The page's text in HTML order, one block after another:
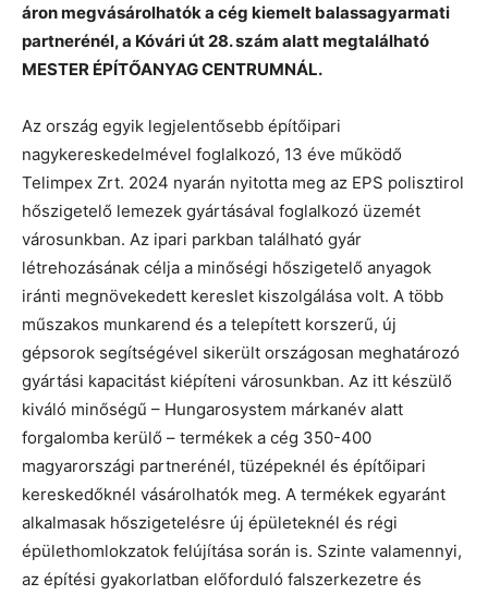
áron megvásárolhatók a cég kiemelt balassagyarmati
partnerénél, a Kóvári út 28. szám alatt megtalálható
MESTER ÉPÍTŐANYAG CENTRUMNÁL.
Az ország egyik legjelentősebb építőipari
nagykereskedelmével foglalkozó, 13 éve működő
Telimpex Zrt. 2024 nyarán nyitotta meg az EPS polisztirol
hőszigetelő lemezek gyártásával foglalkozó üzemét
városunkban. Az ipari parkban található gyár
létrehozásának célja a minőségi hőszigetelő anyagok
iránti megnövekedett kereslet kiszolgálása volt. A több
műszakos munkarend és a telepített korszerű, új
gépsorok segítségével sikerült országosan meghatározó
gyártási kapacitást kiépíteni városunkban. Az itt készülő
kiváló minőségű – Hungarosystem márkanév alatt
forgalomba kerülő – termékek a cég 350-400
magyarországi partnerénél, tüzépeknél és építőipari
kereskedőknél vásárolhatók meg. A termékek egyaránt
alkalmasak hőszigetelésre új épületeknél és régi
épülethomlokzatok felújítása során is. Szinte valamennyi,
az építési gyakorlatban előforduló falszerkezetre és